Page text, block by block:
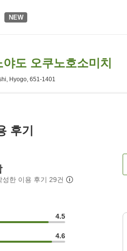
NEW
도 오쿠노호소미치
Hyogo, 651-1401
후기
한 이용 후기 29건
4.5
4.6